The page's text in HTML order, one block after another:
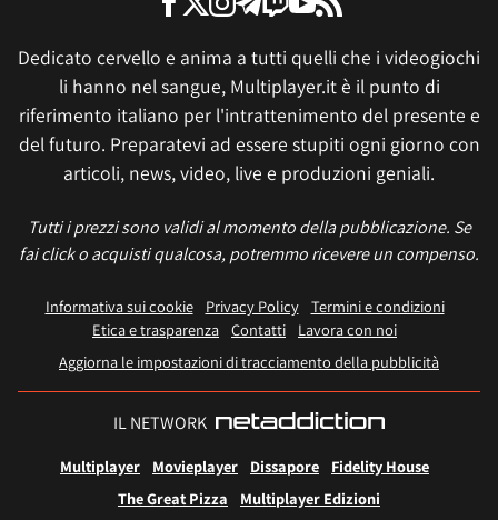
Dedicato cervello e anima a tutti quelli che i videogiochi
li hanno nel sangue, Multiplayer.it è il punto di
riferimento italiano per l'intrattenimento del presente e
del futuro. Preparatevi ad essere stupiti ogni giorno con
articoli, news, video, live e produzioni geniali.
Tutti i prezzi sono validi al momento della pubblicazione. Se
fai click o acquisti qualcosa, potremmo ricevere un compenso.
Informativa sui cookie Privacy Policy
Termini e condizioni
Etica e trasparenza Contatti
Lavora con noi
Aggiorna le impostazioni di tracciamento della pubblicità
IL NETWORK
Multiplayer Movieplayer Dissapore
Fidelity House
The Great Pizza
Multiplayer Edizioni